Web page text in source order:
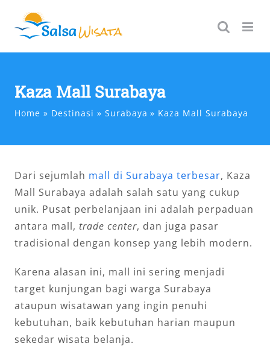
content
Kaza Mall Surabaya
Home Destinasi Surabaya Kaza Mall Surabaya
Dari sejumlah mall di Surabaya terbesar, Kaza
Mall Surabaya adalah salah satu yang cukup
unik. Pusat perbelanjaan ini adalah perpaduan
antara mall, trade center, dan juga pasar
tradisional dengan konsep yang lebih modern.
Karena alasan ini, mall ini sering menjadi
target kunjungan bagi warga Surabaya
ataupun wisatawan yang ingin penuhi
kebutuhan, baik kebutuhan harian maupun
sekedar wisata belanja.